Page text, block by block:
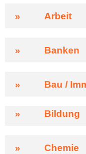
» Arbeit
» Banken
» Bau /
» Bildung
» Chemie